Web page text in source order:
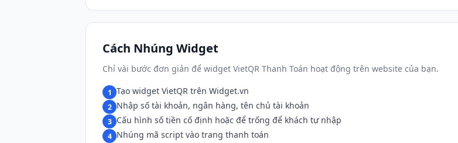
Cách Nhúng Widget
Chỉ vài bước đơn giản để widget VietQR Thanh Toán hoạt động trên website của bạn.
1 Tạo widget VietQR trên Widget.vn
2 Nhập số tài khoản, ngân hàng, tên chủ tài khoản
3 Cấu hình số tiền cố định hoặc để trống để khách tự nhập
4 Nhúng mã script vào trang thanh toán